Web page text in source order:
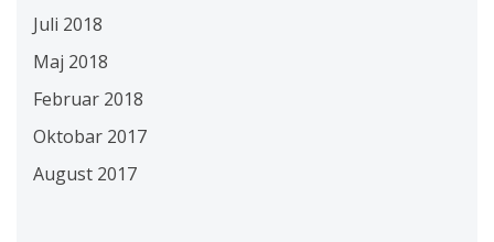
Juli 2018
Maj 2018
Februar 2018
Oktobar 2017
August 2017